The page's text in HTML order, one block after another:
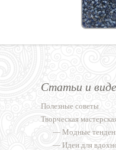
Статьи и
Полезные советы
Творческая
—Модные
—Идеи для